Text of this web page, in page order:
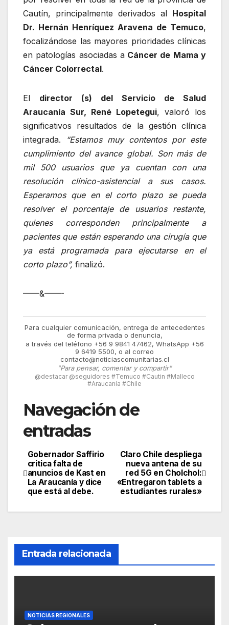
Cautín, principalmente derivados al Hospital
Dr. Hernán Henríquez Aravena de Temuco,
focalizándose las mayores prioridades clínicas
en patologías asociadas aCáncer de Mama y
Cáncer Colorrectal.
El director (s) del Servicio de Salud
Araucanía Sur, René Lopetegui, valoró los
significativos resultados de la gestión clínica
integrada.
“Estamos muy contentos por este
cumplimiento del avance global. Son más de
mil 500 usuarios que ya cuentan con una
resolución clínico-asistencial a sus casos.
Esperamos que en el corto plazo se pueda
resolver el porcentaje de usuarios restante,
quienes corresponden principalmente a
pacientes que están esperando una cirugía que
ya está programada para ejecutarse en el
corto plazo”, finalizó.
——&——-
Para cualquier comunicación, entrega de antecedentes
de forma privada o denuncia,
a través del teléfono +56 9 9841 47462, WhatsApp +56
9 6419 5500, o al correo
contacto@noticiascomunitarias.cl
"Para pensar, comentar y compartir"
@destacar @seguidores #Temuco #Cautin #Malleco
#Araucanía #Chile
Navegación de
entradas
Claro Chile despliega
nueva antena de su
red 5G en Cholchol:
«Entregaron tablets a
estudiantes rurales»
Gobernador Saffirio
critica falta de
anuncios de Kast en
La Araucanía y dice
que está al debe.
Entrada relacionada
NOTICIAS REGIONALES